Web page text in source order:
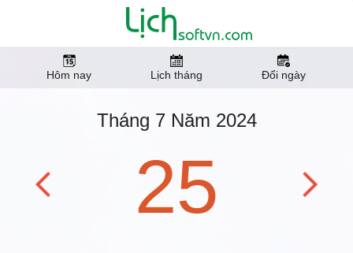
Hôm nay Lịch tháng Đổi ngày
Tháng 7 Năm 2024
25